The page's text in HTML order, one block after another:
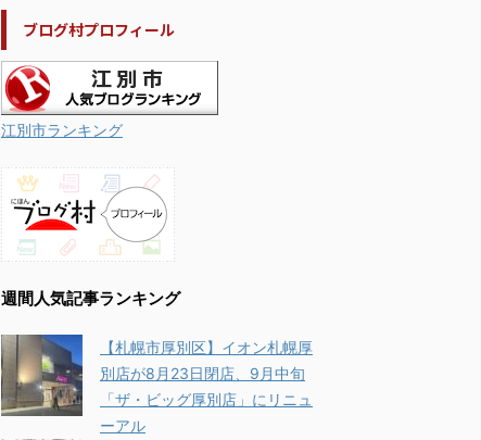
ブログ村プロフィール
江別市ランキング
週間人気記事ランキング
【札幌市厚別区】イオン札幌厚
別店が8月23日閉店、9月中旬
「ザ・ビッグ厚別店」にリニュ
ーアル